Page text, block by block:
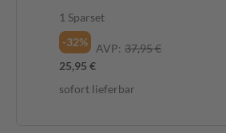
1 Sparset
-32%
AVP: 37,95 €
25,95 €
sofort lieferbar